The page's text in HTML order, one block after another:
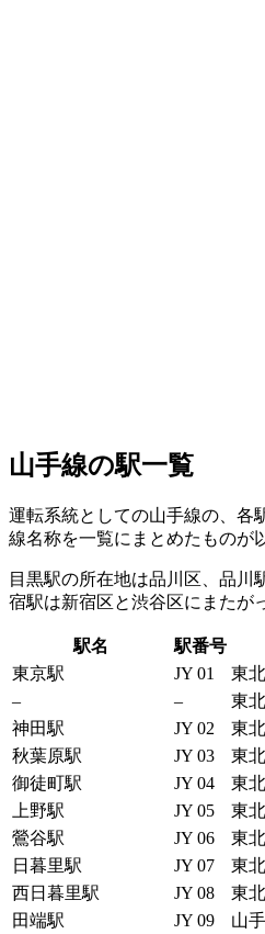
山手線の駅一覧
運転系統としての山手線の、各
線名称を一覧にまとめたものが
目黒駅の所在地は品川区、品川
宿駅は新宿区と渋谷区にまたが
駅名 駅番号
東京駅
JY 01 東
–
– 東
神田駅
JY 02 東
秋葉原駅
JY 03 東
御徒町駅
JY 04 東
上野駅
JY 05 東
鶯谷駅
JY 06 東
日暮里駅
JY 07 東
西日暮里駅
JY 08 東
田端駅
JY 09 山